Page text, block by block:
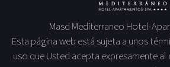
Masd Mediterraneo Hotel-
Esta página web está sujeta a unos
uso que Usted acepta expresamente